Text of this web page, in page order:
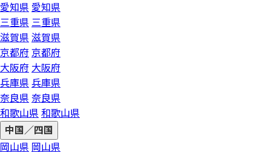
愛知県 愛知県
三重県 三重県
滋賀県 滋賀県
京都府 京都府
大阪府 大阪府
兵庫県 兵庫県
奈良県 奈良県
和歌山県 和歌山県
中国／四国
岡山県 岡山県